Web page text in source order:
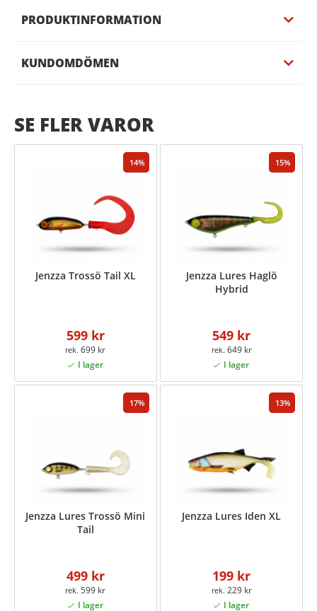
PRODUKTINFORMATION
KUNDOMDÖMEN
SE FLER VAROR
14
Jenzza Trossö Tail XL
599 kr
699 kr
15
Jenzza Lures Haglö
Hybrid
549 kr
649 kr
17
Jenzza Lures Trossö Mini
Tail
499 kr
599 kr
13
Jenzza Lures Iden XL
199 kr
229 kr